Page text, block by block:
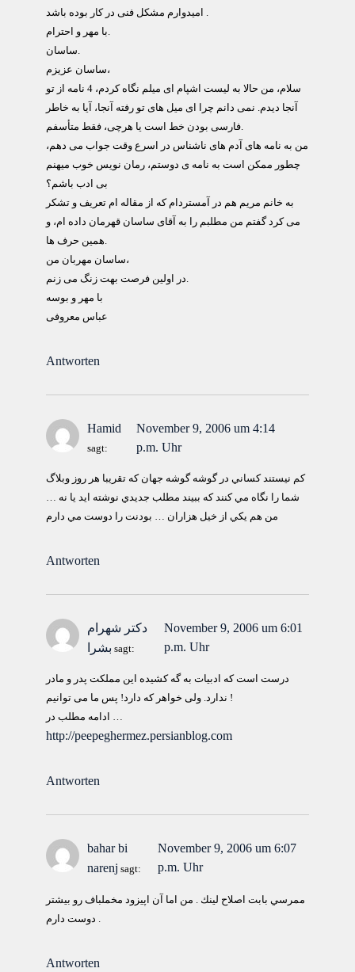
ساسان عزيزم،
سلام، من حالا به ليست اشپام ای ميلم نگاه کردم، 4 نامه از تو
آنجا ديدم. نمی دانم چرا ای ميل های تو رفته آنجا، آيا به خاطر
فارسی بودن خط است يا هرچی، فقط متأسفم.
من به نامه های آدم های ناشناس در اسرع وقت جواب می دهم،
چطور ممکن است به نامه ی دوستم، رمان نويس خوب ميهنم
بی ادب باشم؟
به خانم مريم هم در آمستردام که از مقاله ام تعريف و تشکر
می کرد گفتم من مطلبم را به آقای ساسان قهرمان داده ام، و
ساسان مهربان من،
با مهر و بوسه
عباس معروفی
Antworten
Hamid
sagt:
November 9, 2006 um 4:14
p.m. Uhr
كم نيستند كساني در گوشه گوشه جهان كه تقريبا هر روز وبلاگ
شما را نگاه مي كنند كه ببيند مطلب جديدي نوشته ايد يا نه …
من هم يكي از خيل هزاران … بودنت را دوست مي دارم
Antworten
دکتر شهرام
بشرا sagt:
November 9, 2006 um 6:01
p.m. Uhr
درست است که ادبیات به گه کشیده این مملکت پدر و مادر
ندارد. ولی خواهر که دارد! پس ما می توانیم !
ادامه مطلب در …
http://peepeghermez.persianblog.com
Antworten
bahar bi
narenj sagt:
November 9, 2006 um 6:07
p.m. Uhr
ممرسي بابت اصلاح لينك . من اما آن اپيزود مخملباف رو بيشتر
Antworten